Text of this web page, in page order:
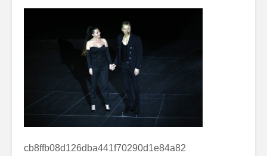
cb8ffb08d126dba441f70290d1e84a82